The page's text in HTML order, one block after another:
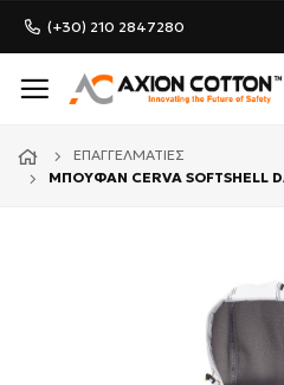
(+30) 210 2847280
ΕΠΑΓΓΕΛΜΑΤΊΕΣ
ΜΠΟΥΦΑΝ CERVA SOFTSHELL